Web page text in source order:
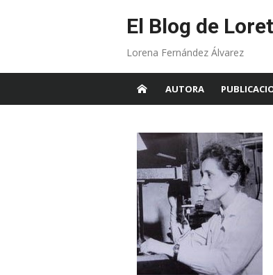
El Blog de
Lorena Fernández Álvarez
AUTORA